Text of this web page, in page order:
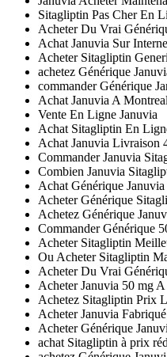
Sitagliptin Pas Cher En
Acheter Du Vrai
Achat Januvia Sur
Acheter Sitagliptin
achetez Générique
commander Générique
Achat Januvia A Montreal
Vente En Ligne Januvia
Achat Sitagliptin En
Achat Januvia Livraison
Commander Januvia
Combien Januvia
Achat Générique
Acheter Générique
Achetez Générique
Commander Générique
Acheter Sitagliptin
Ou Acheter Sitagliptin
Acheter Du Vrai
Acheter Januvia 50 mg
Achetez Sitagliptin Prix
Acheter Januvia
Acheter Générique
achat Sitagliptin à prix